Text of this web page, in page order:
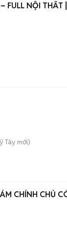
FULL NỘI THẤT
Tây mới)
CHÍNH CHỦ